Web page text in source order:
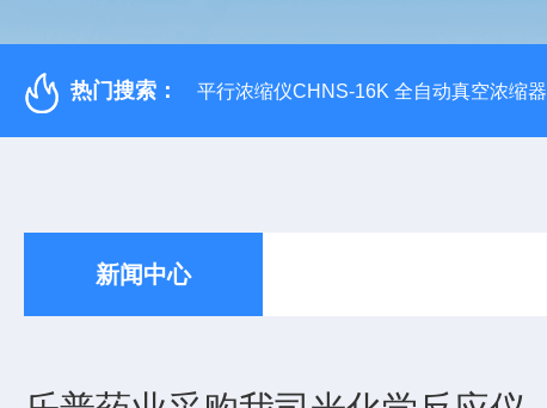
热门搜索： 平行浓缩仪CHNS-16K 全自动真空浓缩器
新闻中心